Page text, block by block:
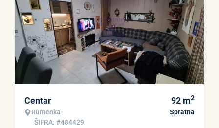
Centar
Rumenka
ŠIFRA: #484429
92 m2
Spratna